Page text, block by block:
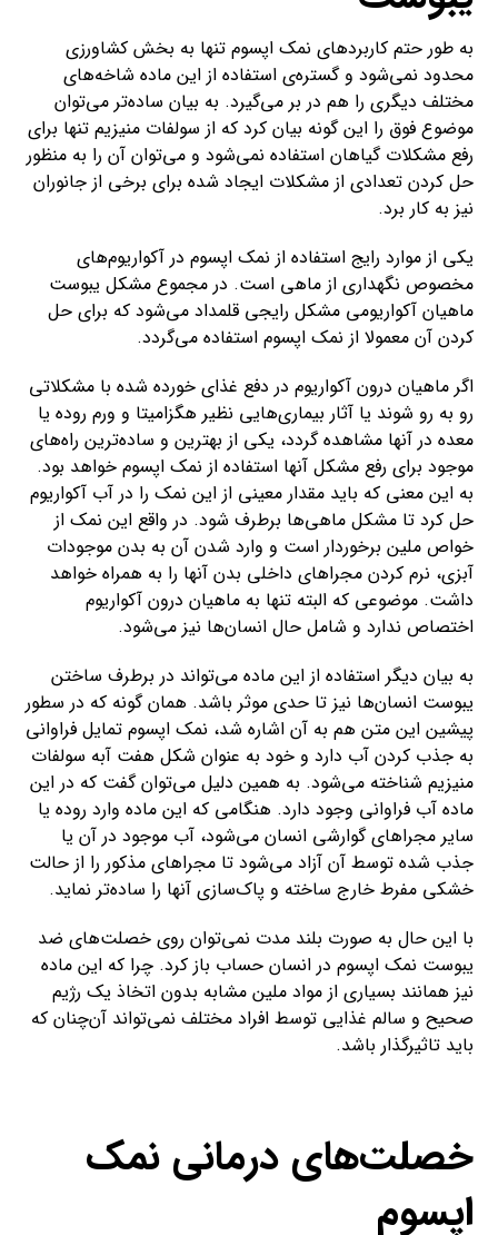
به طور حتم کاربردهای نمک اپسوم تنها به بخش کشاورزی
محدود نمی‌شود و گستر‌ه‌ی استفاده از این ماده شاخه‌های
مختلف دیگری را هم در بر می‌گیرد. به بیان ساده‌تر می‌توان
موضوع فوق را این گونه بیان کرد که از سولفات منیزیم تنها برای
رفع مشکلات گیاهان استفاده نمی‌شود و می‌توان آن را به منظور
حل کردن تعدادی از مشکلات ایجاد شده برای برخی از جانوران
نیز به کار برد.
یکی از موارد رایج استفاده از نمک اپسوم در آکواریوم‌های
مخصوص نگهداری از ماهی است. در مجموع مشکل یبوست
ماهیان آکواریومی مشکل رایجی قلمداد می‌شود که برای حل
کردن آن معمولا از نمک اپسوم استفاده می‌گردد.
اگر ماهیان درون آکواریوم در دفع غذای خورده شده با مشکلاتی
رو به رو شوند یا آثار بیماری‌هایی نظیر هگزامیتا و ورم روده یا
معده در آنها مشاهده گردد، یکی از بهترین و ساده‌ترین راه‌های
موجود برای رفع مشکل آنها استفاده از نمک اپسوم خواهد بود.
به این معنی که باید مقدار معینی از این نمک را در آب آکواریوم
حل کرد تا مشکل ماهی‌ها برطرف شود. در واقع این نمک از
خواص ملین برخوردار است و وارد شدن آن به بدن موجودات
آبزی، نرم کردن مجراهای داخلی بدن آنها را به همراه خواهد
داشت. موضوعی که البته تنها به ماهیان درون آکواریوم
اختصاص ندارد و شامل حال انسان‌ها نیز می‌شود.
به بیان دیگر استفاده از این ماده می‌تواند در برطرف ساختن
یبوست انسان‌ها نیز تا حدی موثر باشد. همان گونه که در سطور
پیشین این متن هم به آن اشاره شد، نمک اپسوم تمایل فراوانی
به جذب کردن آب دارد و خود به عنوان شکل هفت آبه سولفات
منیزیم شناخته می‌شود. به همین دلیل می‌توان گفت که در این
ماده آب فراوانی وجود دارد. هنگامی که این ماده وارد روده یا
سایر مجراهای گوارشی انسان می‌شود، آب موجود در آن یا
جذب شده توسط آن آزاد می‌شود تا مجراهای مذکور را از حالت
خشکی مفرط خارج ساخته و پاک‌سازی آنها را ساده‌تر ‌نماید.
با این حال به صورت بلند مدت نمی‌توان روی خصلت‌های ضد
یبوست نمک اپسوم در انسان حساب باز کرد. چرا که این ماده
نیز همانند بسیاری از مواد ملین مشابه بدون اتخاذ یک رژیم
صحیح و سالم غذایی توسط افراد مختلف نمی‌تواند آن‌چنان که
باید تاثیرگذار باشد.
خصلت‌های درمانی نمک
اپسوم